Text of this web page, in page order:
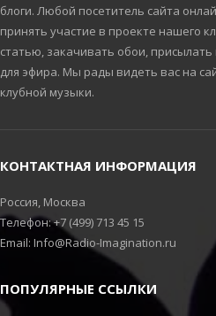
блоги. Любой посетитель сайта
принять участие в проекте нашего
статью, закачивать обои,
для эфира. Мы рады видеть вас на
клубной музыки.
КОНТАКТНАЯ ИНФОРМАЦИЯ
Россия, Москва
Телефон: +7 (499) 713 45 15
Email: Info@Radio-Imagination.ru
ПОПУЛЯРНЫЕ ССЫЛКИ